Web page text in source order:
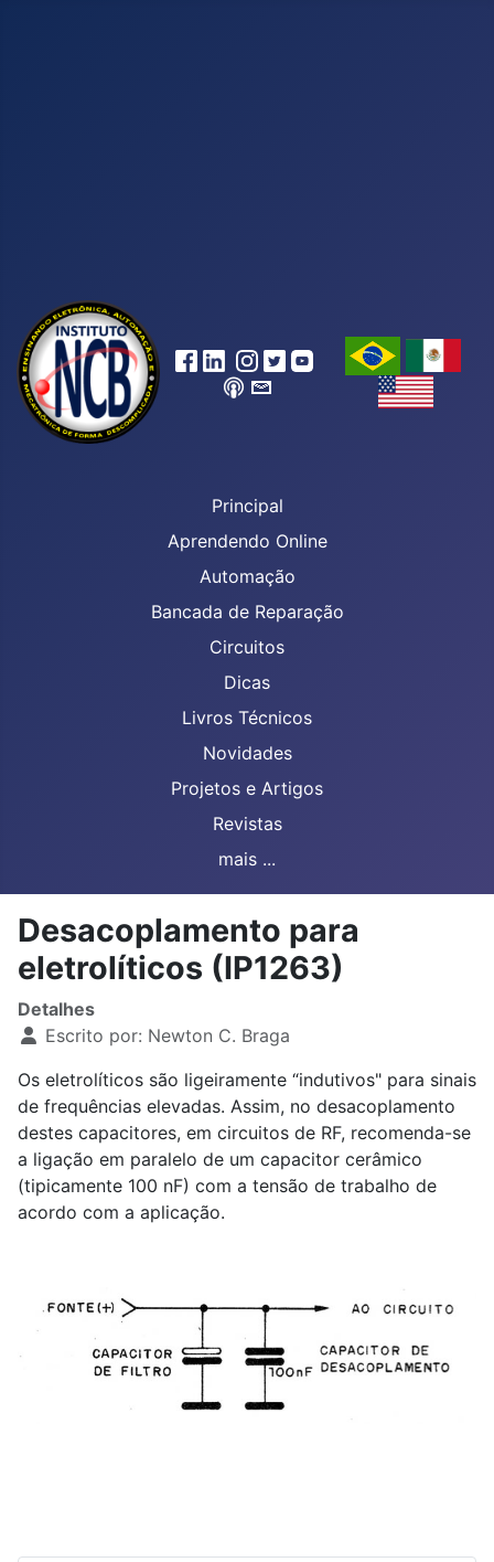
Principal
Aprendendo Online
Automação
Bancada de Reparação
Circuitos
Dicas
Livros Técnicos
Novidades
Projetos e Artigos
Revistas
mais ...
Desacoplamento para
eletrolíticos (IP1263)
Detalhes
Escrito por: Newton C. Braga
Os eletrolíticos são ligeiramente “indutivos" para sinais
de frequências elevadas. Assim, no desacoplamento
destes capacitores, em circuitos de RF, recomenda-se
a ligação em paralelo de um capacitor cerâmico
(tipicamente 100 nF) com a tensão de trabalho de
acordo com a aplicação.